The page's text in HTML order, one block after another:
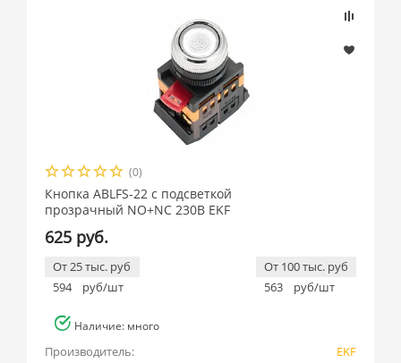
Производитель
EKF (6)
(0)
Кнопка ABLFS-22 с подсветкой
прозрачный NO+NC 230В EKF
625 руб.
От 25 тыс. руб
594
руб/шт
От 100 тыс. руб
563
руб/шт
Наличие: много
Производитель:
EKF